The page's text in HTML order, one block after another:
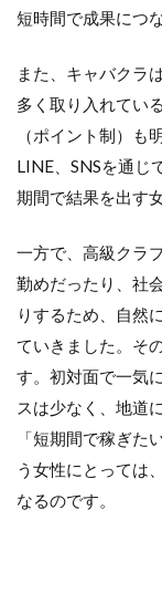
短時間で成果につ
また、キャバクラ
多く取り入れてい
（ポイント制）も
LINE、SNSを通じ
期間で結果を出す
一方で、高級クラ
勤めだったり、社
りするため、自然
ていきました。そ
す。初対面で一気
スは少なく、地道
「短期間で稼ぎた
う女性にとっては
なるのです。